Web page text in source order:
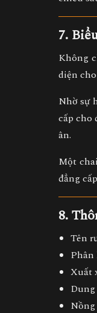
7.
Không
diện
Nhờ sự
cấp cho
ân.
Một
đẳng
8.
Tên
Phân
Xuất
Nồng